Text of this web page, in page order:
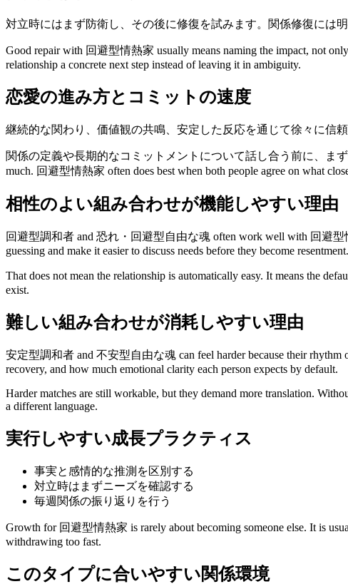
対立時にはまず防衛し、その後に修復を試みます。関係修復には
Good repair with 回避型情熱家 usually means naming the impact, not
relationship a concrete next step instead of leaving it in ambiguity.
恋愛の進み方とコミットの速度
継続的な関わり、価値観の共鳴、安定した反応を通じて徐々に信
関係の定義や長期的なコミットメントについて話し合う前に、ま
much. 回避型情熱家 often does best when both people agree on what
相性のよい組み合わせが機能しやすい理由
回避型調和者 and 恐れ・回避型自由な魂 often work well with 回避型情
guessing and make it easier to discuss needs before they become resentment.
That does not mean the relationship is automatically easy. It means the
exist.
難しい組み合わせが消耗しやすい理由
安定型調和者 and 不安型自由な魂 can feel harder because their rhythm
recovery, and how much emotional clarity each person expects by default.
Harder matches are still workable, but they demand more translation.
a different language.
実行しやすい成長プラクティス
事実と感情的な推測を区別する
対立時はまずニーズを確認する
毎週関係の振り返りを行う
Growth for 回避型情熱家 is rarely about becoming someone else. It is
withdrawing too fast.
このタイプに合いやすい関係環境